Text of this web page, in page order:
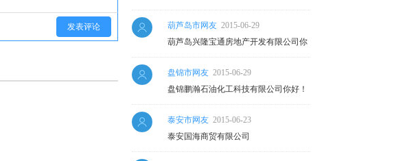
发表评论
查下这家公司的企业年检通过了吗？谢
谢！
葫芦岛市网友 2015-06-29
葫芦岛兴隆宝通房地产开发有限公司你
好！可以帮我查下这家公司的企业年检
通过了吗？谢谢！
盘锦市网友 2015-06-29
盘锦鹏瀚石油化工科技有限公司你好！
麻烦查下这家公司的企业年检通过了
吗？谢谢
泰安市网友 2015-06-23
泰安国海商贸有限公司